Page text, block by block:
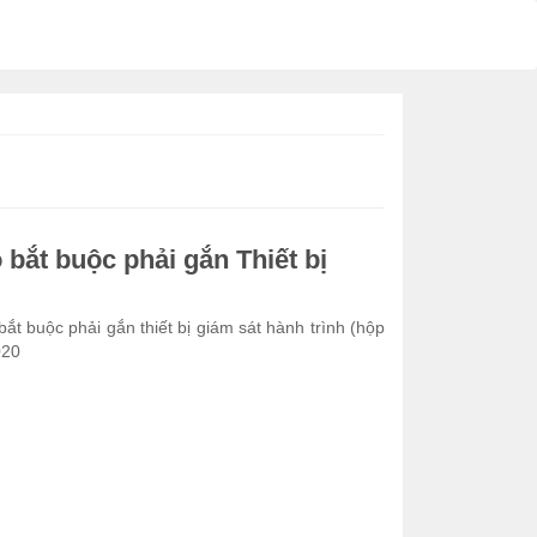
bắt buộc phải gắn Thiết bị
buộc phải gắn thiết bị giám sát hành trình (hộp